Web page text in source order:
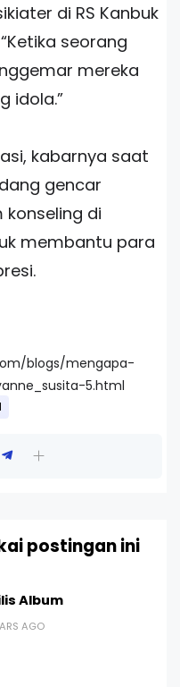
di RS Kanbuk
seorang
mereka
idola.”
kabarnya saat
gencar
di
membantu para
blogs/mengapa-
5.html
postingan ini
Album
AGO